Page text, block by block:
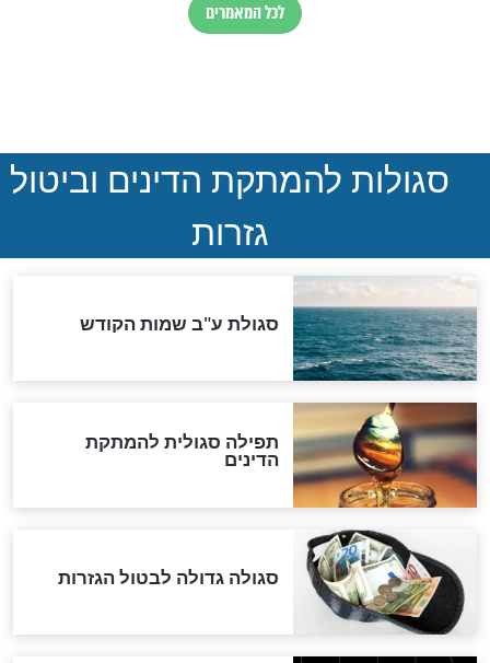
ההסכם החשאי של טראמפ
ואיראן: בלי שקיפות ועם הרבה
סימני שאלה
המסמך האבוד שנחשף
במרתפי מוסקבה: כתב היד
הנדיר של הרשב"ם התגלה
שורדת השואה שחוגגת 100:
"מודה לקב"ה על כל השנים"